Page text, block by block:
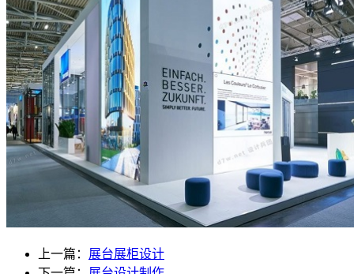
上一篇： 展台展柜设计